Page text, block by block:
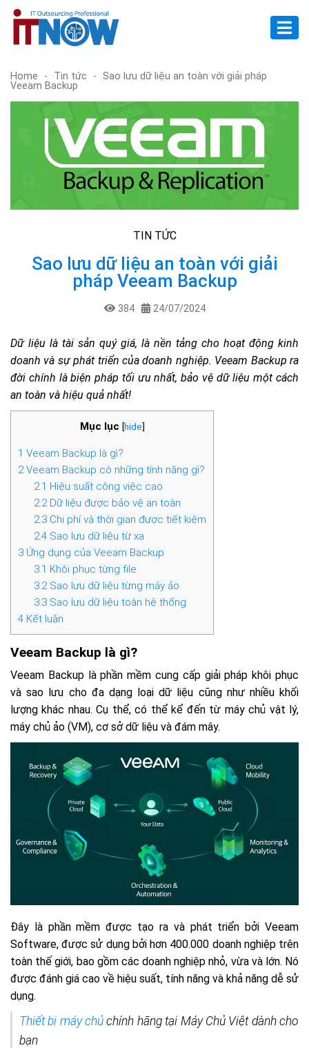
Home - Tin tức -
Sao lưu dữ liệu an toàn với giải pháp
Veeam Backup
TIN TỨC
Sao lưu dữ liệu an toàn với giải
pháp Veeam Backup
384 24/07/2024
Dữ liệu là tài sản quý giá, là nền tảng cho hoạt động kinh
doanh và sự phát triển của doanh nghiệp. Veeam Backup ra
đời chính là biện pháp tối ưu nhất, bảo vệ dữ liệu một cách
an toàn và hiệu quả nhất!
Mục lục [hide]
1 Veeam Backup là gì?
2Veeam Backup có những tính năng gì?
2.1 Hiệu suất công việc cao
2.2Dữ liệu được bảo vệ an toàn
2.3Chi phí và thời gian được tiết kiệm
2.4Sao lưu dữ liệu từ xa
3 Ứng dụng của Veeam Backup
3.1 Khôi phục từng file
3.2Sao lưu dữ liệu từng máy ảo
3.3Sao lưu dữ liệu toàn hệ thống
4 Kết luận
Veeam Backup là gì?
Veeam Backup là phần mềm cung cấp giải pháp khôi phục
và sao lưu cho đa dạng loại dữ liệu cũng như nhiều khối
lượng khác nhau. Cụ thể, có thể kể đến từ máy chủ vật lý,
máy chủ ảo (VM), cơ sở dữ liệu và đám mây.
Đây là phần mềm được tạo ra và phát triển bởi Veeam
Software, được sử dụng bởi hơn 400.000 doanh nghiệp trên
toàn thế giới, bao gồm các doanh nghiệp nhỏ, vừa và lớn. Nó
được đánh giá cao về hiệu suất, tính năng và khả năng dễ sử
dụng.
Thiết bị máy chủ chính hãng tại Máy Chủ Việt dành cho
bạn